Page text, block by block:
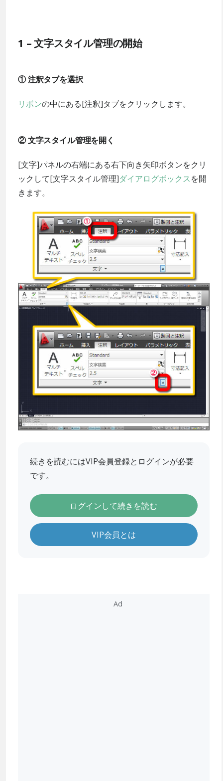
1 – 文字スタイル管理の開始
① 注釈タブを選択
リボンの中にある[注釈]タブをクリックします。
② 文字スタイル管理を開く
[文字]パネルの右端にある右下向き矢印ボタンをクリ
ックして[文字スタイル管理]ダイアログボックスを開
きます。
続きを読むにはVIP会員登録とログインが必要
です。
ログインして続きを読む
VIP会員とは